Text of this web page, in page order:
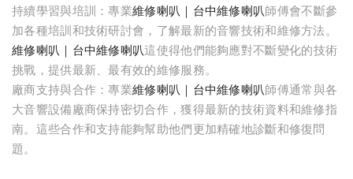
持續學習與培訓：專業維修喇叭｜台中維修喇叭師傅會不斷參
加各種培訓和技術研討會，了解最新的音響技術和維修方法。
維修喇叭｜台中維修喇叭這使得他們能夠應對不斷變化的技術
挑戰，提供最新、最有效的維修服務。
廠商支持與合作：專業維修喇叭｜台中維修喇叭師傅通常與各
大音響設備廠商保持密切合作，獲得最新的技術資料和維修指
南。這些合作和支持能夠幫助他們更加精確地診斷和修復問
題。